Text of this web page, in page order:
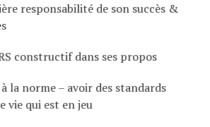
responsabilité de son succès &
constructif dans ses propos
la norme – avoir des standards
vie qui est en jeu